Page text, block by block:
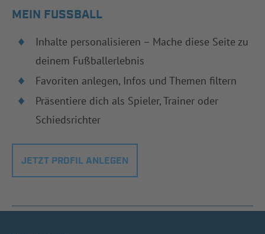
MEIN FUSSBALL
Inhalte personalisieren – Mache diese Seite zu
deinem Fußballerlebnis
Favoriten anlegen, Infos und Themen filtern
Präsentiere dich als Spieler, Trainer oder
Schiedsrichter
JETZT PROFIL ANLEGEN